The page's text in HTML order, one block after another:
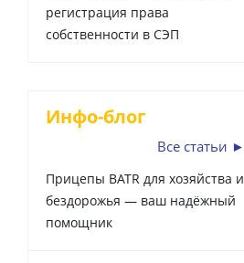
регистрация права
собственности в СЭП
Инфо-блог
Все статьи ►
Прицепы BATR для хозяйства и
бездорожья — ваш надёжный
помощник